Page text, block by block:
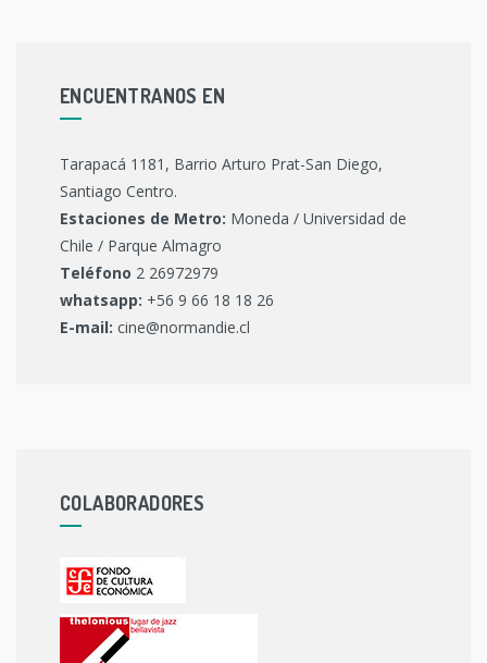
ENCUENTRANOS EN
Tarapacá 1181, Barrio Arturo Prat-San Diego,
Santiago Centro.
Estaciones de Metro: Moneda / Universidad de
Chile / Parque Almagro
Teléfono 2 26972979
whatsapp: +56 9 66 18 18 26
E-mail: cine@normandie.cl
COLABORADORES